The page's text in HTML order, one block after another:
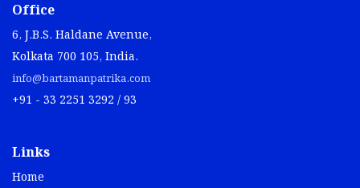
Office
6, J.B.S. Haldane Avenue,
Kolkata 700 105, India.
info@bartamanpatrika.com
+91 - 33 2251 3292 / 93
Links
Home